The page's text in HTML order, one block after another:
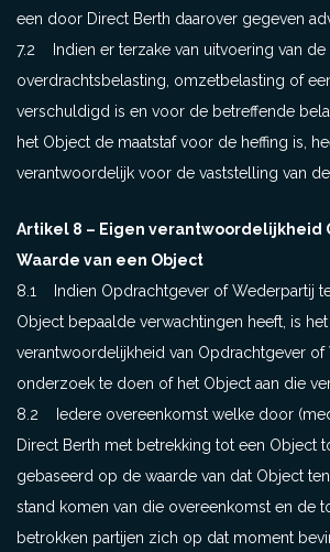
een door Direct Berth daarover gegeven
7.2 Indien er terzake van uitvoering van de
overdrachtsbelasting, omzetbelasting of
verschuldigd is en voor de betreffende
het Object de maatstaf voor de heffing is,
verantwoordelijk voor de vaststelling van
Artikel 8 – Eigen verantwoordelijkheid
Waarde van een Object
8.1 Indien Opdrachtgever of Wederpartij
Object bepaalde verwachtingen heeft, is
verantwoordelijkheid van Opdrachtgever of
onderzoek te doen of het Object aan die
8.2 Iedere overeenkomst welke door
Direct Berth met betrekking tot een Object
gebaseerd op de waarde van dat Object
stand komen van die overeenkomst en de
betrokken partijen zich op dat moment